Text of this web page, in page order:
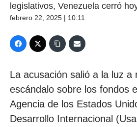
legislativos, Venezuela cerró
febrero 22, 2025 | 10:11
La acusación salió a la luz a
escándalo sobre los fondos
Agencia de los Estados
Desarrollo Internacional